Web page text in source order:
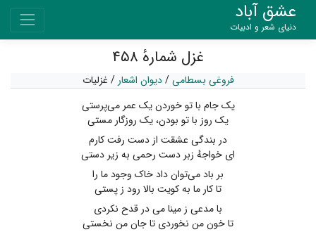
عشق آباد
دنیای شعر و ادبیات
غزل شمارهٔ ۴۵۸
فروغی بسطامی/دیوان اشعار / غزلیات
یک جام با تو خوردن یک عمر می‌پرستی
یک روز با تو بودن، یک روزگار مستی
در بندگی عشقت از دست رفت کارم
ای خواجهٔ زبر دست رحمی به زیر دستی
بر باد می‌توان داد خاک وجود ما را
تا کار ما به کویت بالا رود ز پستی
با مدعی ز مینا می در قدح نکردی
تا خون من نخوردی تا جان من نخستی